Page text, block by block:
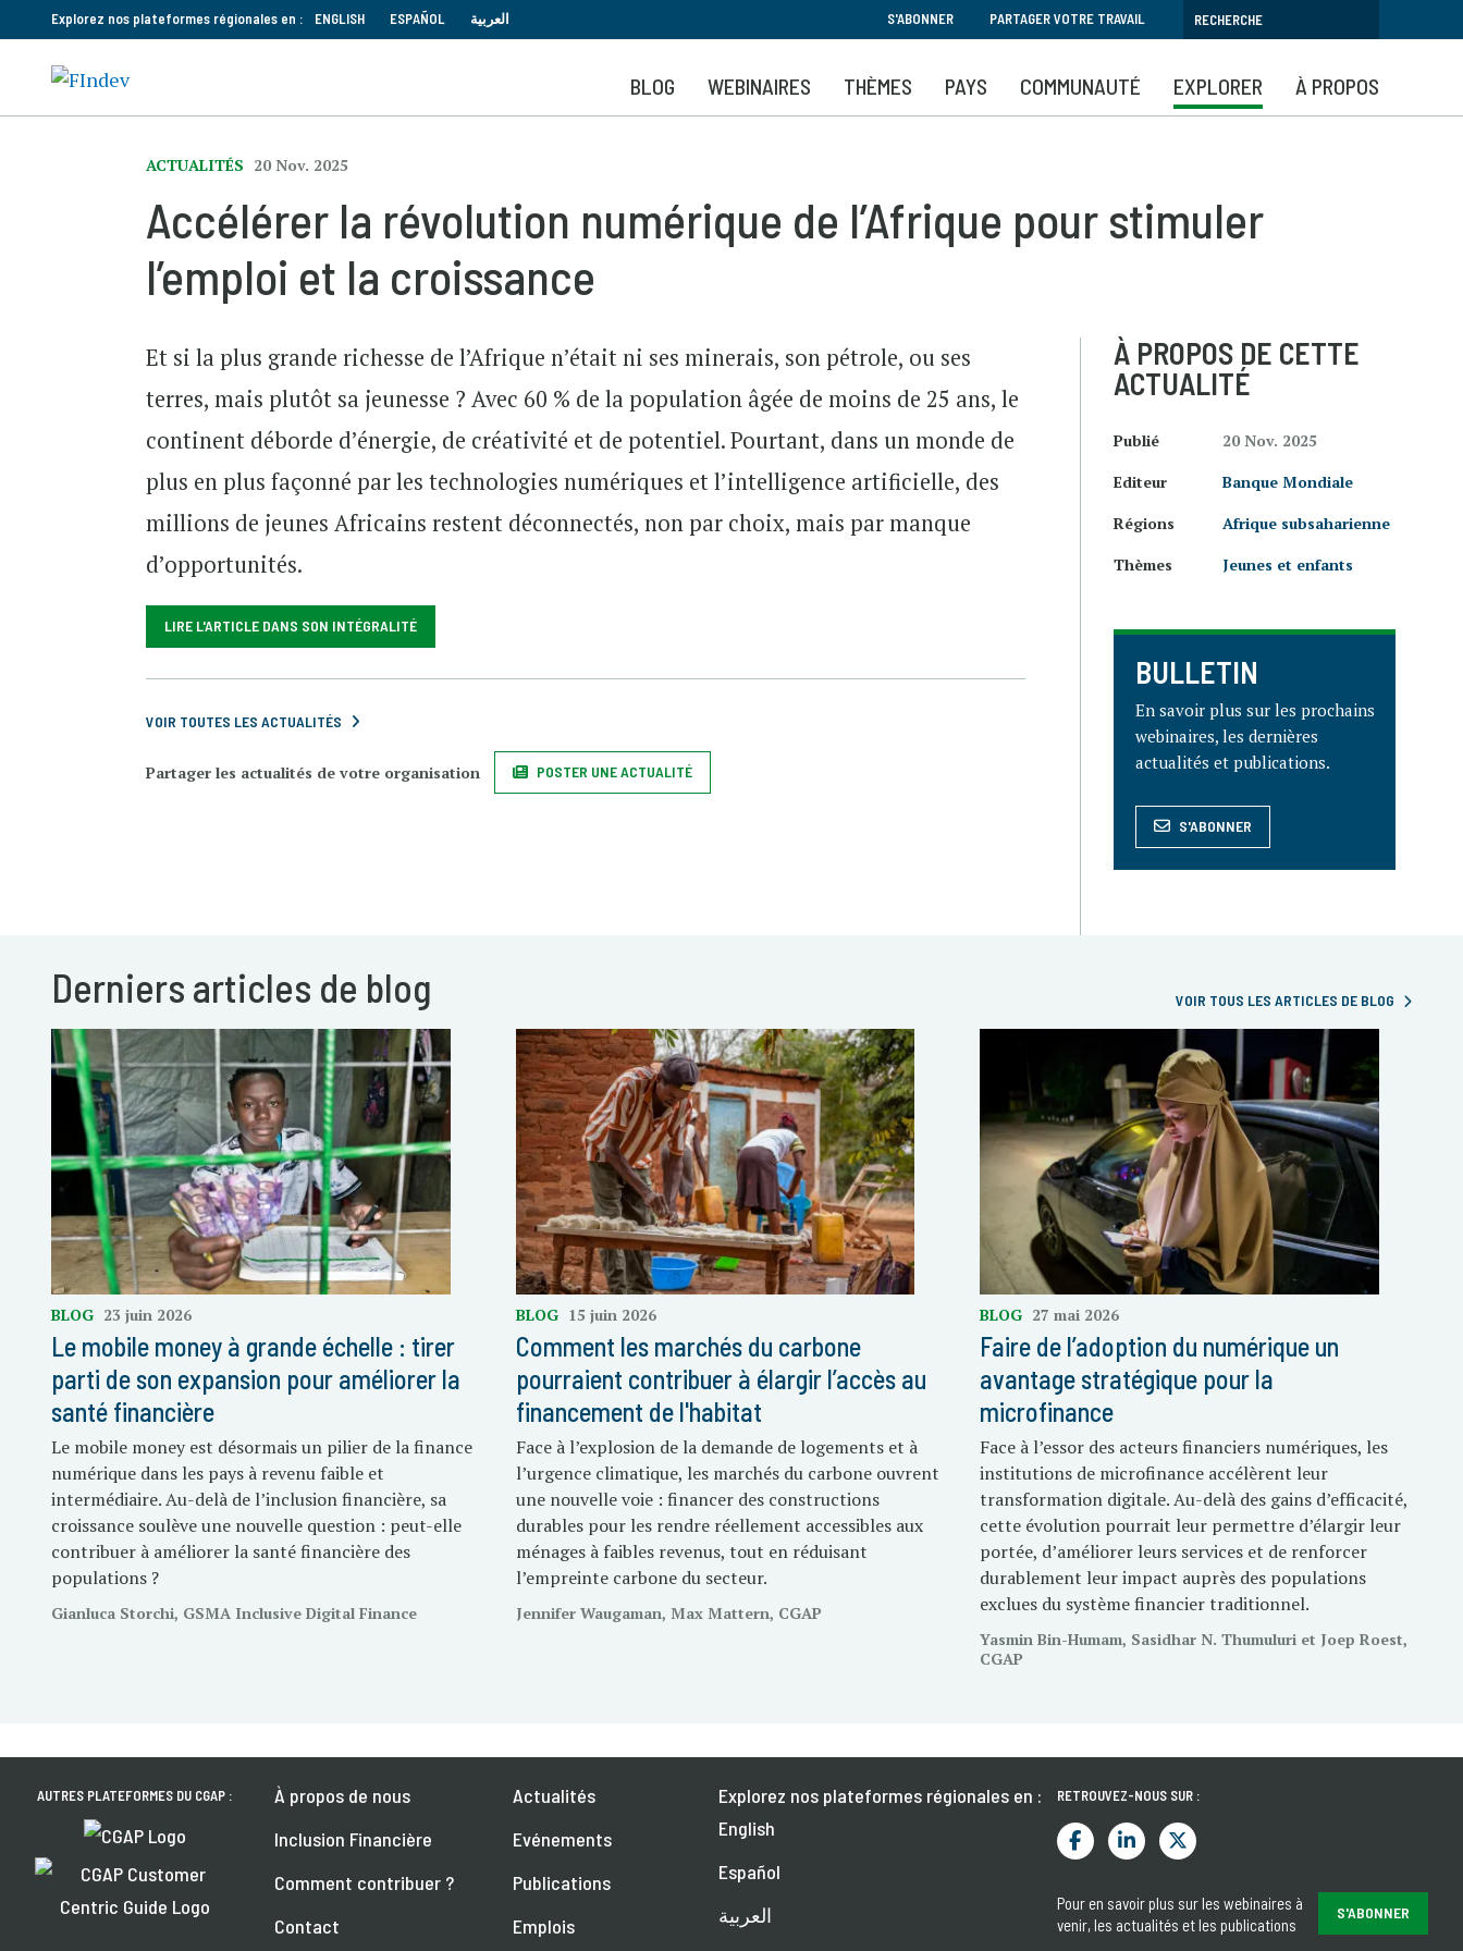
au
contenu
principal
Explorez nos plateformes régionales en : ENGLISH ESPAÑOL العربية S'ABONNER PARTAGER VOTRE TRAVAIL
BLOG WEBINAIRES THÈMES PAYS COMMUNAUTÉ EXPLORER À PROPOS
ACTUALITÉS 20 Nov. 2025
Accélérer la révolution numérique de l’Afrique pour stimuler
l’emploi et la croissance
Et si la plus grande richesse de l’Afrique n’était ni ses minerais, son pétrole, ou ses
terres, mais plutôt sa jeunesse ? Avec 60 % de la population âgée de moins de 25 ans, le
continent déborde d’énergie, de créativité et de potentiel. Pourtant, dans un monde de
plus en plus façonné par les technologies numériques et l’intelligence artificielle, des
millions de jeunes Africains restent déconnectés, non par choix, mais par manque
d’opportunités.
LIRE L'ARTICLE DANS SON INTÉGRALITÉ
VOIR TOUTES LES ACTUALITÉS
Partager les actualités de votre organisation POSTER UNE ACTUALITÉ
À PROPOS DE CETTE
ACTUALITÉ
Publié
20 Nov. 2025
Editeur
Banque Mondiale
Régions
Afrique subsaharienne
Thèmes
Jeunes et enfants
BULLETIN
En savoir plus sur les prochains
webinaires, les dernières
actualités et publications.
S'ABONNER
Derniers articles de blog VOIR TOUS LES ARTICLES DE BLOG
BLOG 23 juin 2026
Le mobile money à grande échelle : tirer
parti de son expansion pour améliorer la
santé financière
Le mobile money est désormais un pilier de la finance
numérique dans les pays à revenu faible et
intermédiaire. Au-delà de l’inclusion financière, sa
croissance soulève une nouvelle question : peut-elle
contribuer à améliorer la santé financière des
populations ?
Gianluca Storchi, GSMA Inclusive Digital Finance
BLOG 15 juin 2026
Comment les marchés du carbone
pourraient contribuer à élargir l’accès au
financement de l'habitat
Face à l’explosion de la demande de logements et à
l’urgence climatique, les marchés du carbone ouvrent
une nouvelle voie : financer des constructions
durables pour les rendre réellement accessibles aux
ménages à faibles revenus, tout en réduisant
l’empreinte carbone du secteur.
Jennifer Waugaman, Max Mattern, CGAP
BLOG 27 mai 2026
Faire de l’adoption du numérique un
avantage stratégique pour la
microfinance
Face à l’essor des acteurs financiers numériques, les
institutions de microfinance accélèrent leur
transformation digitale. Au-delà des gains d’efficacité,
cette évolution pourrait leur permettre d’élargir leur
portée, d’améliorer leurs services et de renforcer
durablement leur impact auprès des populations
exclues du système financier traditionnel.
Yasmin Bin-Humam, Sasidhar N. Thumuluri et Joep Roest,
CGAP
AUTRES PLATEFORMES DU CGAP :
À propos de nous
Inclusion Financière
Comment contribuer ?
Contact
Actualités
Evénements
Publications
Emplois
Explorez nos plateformes régionales en :
English
Español
العربية
RETROUVEZ-NOUS SUR :
Pour en savoir plus sur les webinaires à
venir, les actualités et les publications
S'ABONNER